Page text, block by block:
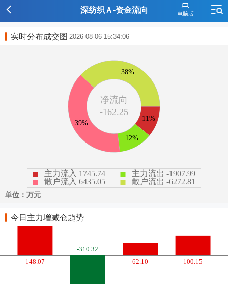
深纺织Ａ-资金流向
实时分布成交图 2026-08-06 15:34:06
今日主力增减仓趋势